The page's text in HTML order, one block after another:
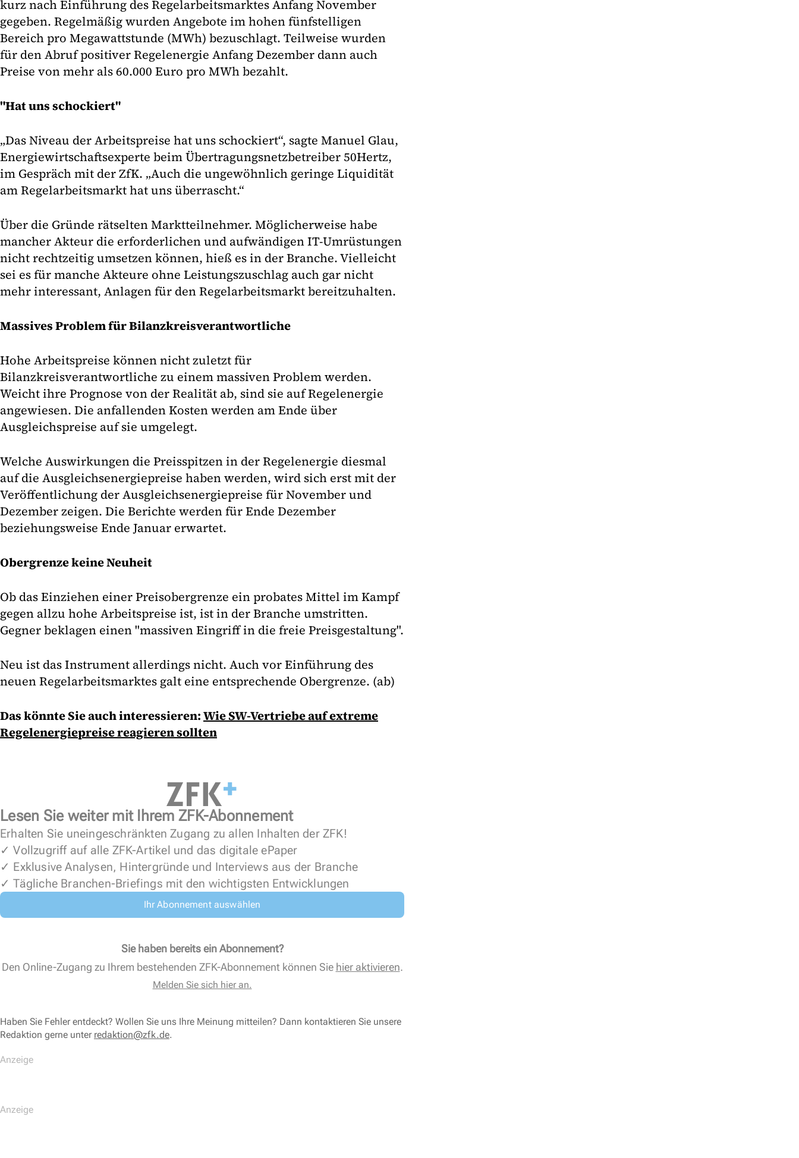
kurz nach Einführung des Regelarbeitsmarktes Anfang November
gegeben. Regelmäßig wurden Angebote im hohen fünfstelligen
Bereich pro Megawattstunde (MWh) bezuschlagt. Teilweise wurden
für den Abruf positiver Regelenergie Anfang Dezember dann auch
Preise von mehr als 60.000 Euro pro MWh bezahlt.
"Hat uns schockiert"
„Das Niveau der Arbeitspreise hat uns schockiert“, sagte Manuel Glau,
Energiewirtschaftsexperte beim Übertragungsnetzbetreiber 50Hertz,
im Gespräch mit der ZfK. „Auch die ungewöhnlich geringe Liquidität
am Regelarbeitsmarkt hat uns überrascht.“
Über die Gründe rätselten Marktteilnehmer. Möglicherweise habe
mancher Akteur die erforderlichen und aufwändigen IT-Umrüstungen
nicht rechtzeitig umsetzen können, hieß es in der Branche. Vielleicht
sei es für manche Akteure ohne Leistungszuschlag auch gar nicht
mehr interessant, Anlagen für den Regelarbeitsmarkt bereitzuhalten.
Massives Problem für Bilanzkreisverantwortliche
Hohe Arbeitspreise können nicht zuletzt für
Bilanzkreisverantwortliche zu einem massiven Problem werden.
Weicht ihre Prognose von der Realität ab, sind sie auf Regelenergie
angewiesen. Die anfallenden Kosten werden am Ende über
Ausgleichspreise auf sie umgelegt.
Welche Auswirkungen die Preisspitzen in der Regelenergie diesmal
auf die Ausgleichsenergiepreise haben werden, wird sich erst mit der
Veröffentlichung der Ausgleichsenergiepreise für November und
Dezember zeigen. Die Berichte werden für Ende Dezember
beziehungsweise Ende Januar erwartet.
Obergrenze keine Neuheit
Ob das Einziehen einer Preisobergrenze ein probates Mittel im Kampf
gegen allzu hohe Arbeitspreise ist, ist in der Branche umstritten.
Gegner beklagen einen "massiven Eingriff in die freie Preisgestaltung".
Neu ist das Instrument allerdings nicht. Auch vor Einführung des
neuen Regelarbeitsmarktes galt eine entsprechende Obergrenze. (ab)
Das könnte Sie auch interessieren:Wie SW-Vertriebe auf extreme
Regelenergiepreise reagieren sollten
Lesen Sie weiter mit Ihrem ZFK-Abonnement
Erhalten Sie uneingeschränkten Zugang zu allen Inhalten der ZFK!
✓ Vollzugriff auf alle ZFK-Artikel und das digitale ePaper
✓ Exklusive Analysen, Hintergründe und Interviews aus der Branche
✓ Tägliche Branchen-Briefings mit den wichtigsten Entwicklungen
Ihr Abonnement auswählen
Sie haben bereits ein Abonnement?
Den Online-Zugang zu Ihrem bestehenden ZFK-Abonnement können Sie hier aktivieren.
Melden Sie sich hier an.
Haben Sie Fehler entdeckt? Wollen Sie uns Ihre Meinung mitteilen? Dann kontaktieren Sie unsere
Redaktion gerne unter redaktion@zfk.de.